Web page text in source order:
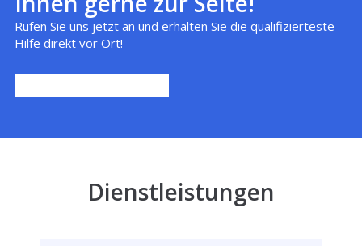
Rufen Sie uns jetzt an und erhalten Sie die qualifizierteste
Hilfe direkt vor Ort!
Dienstleistungen